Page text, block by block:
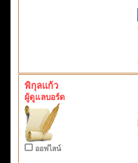
พิกุลแก้ว
ผู้ดูแลบอร์ด
ออฟไลน์